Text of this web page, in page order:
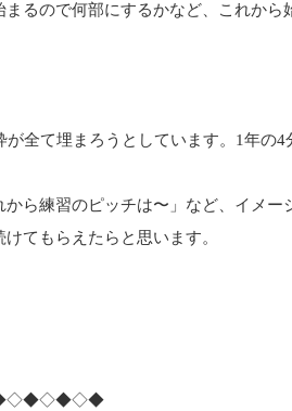
るので何部にするかなど、これか
全て埋まろうとしています。1年の
ら練習のピッチは〜」など、イメー
てもらえたらと思います。